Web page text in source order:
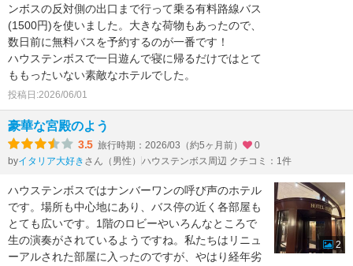
ンボスの反対側の出口まで行って乗る有料路線バス
(1500円)を使いました。大きな荷物もあったので、
数日前に無料バスを予約するのが一番です！
ハウステンボスで一日遊んで寝に帰るだけではとて
ももったいない素敵なホテルでした。
投稿日:2026/06/01
豪華な宮殿のよう
3.5 旅行時期：2026/03（約5ヶ月前）
0
byイタリア大好き さん（男性） ハウステンボス周辺 クチコミ：1件
ハウステンボスではナンバーワンの呼び声のホテル
です。場所も中心地にあり、バス停の近く各部屋も
とても広いです。1階のロビーやいろんなところで
生の演奏がされているようですね。私たちはリニュ
ーアルされた部屋に入ったのですが、やはり経年劣
2